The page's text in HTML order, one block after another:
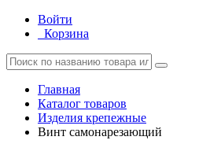
Войти
Корзина
Главная
Каталог товаров
Изделия крепежные
Винт самонарезающий